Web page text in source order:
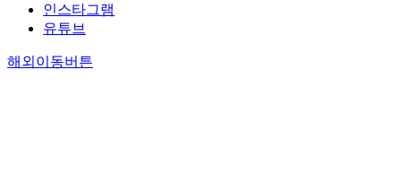
인스타그램
유튜브
해외이동버튼